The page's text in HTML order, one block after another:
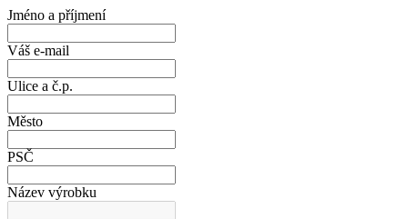
Jméno a příjmení
Váš e-mail
Ulice a č.p.
Město
PSČ
Název výrobku